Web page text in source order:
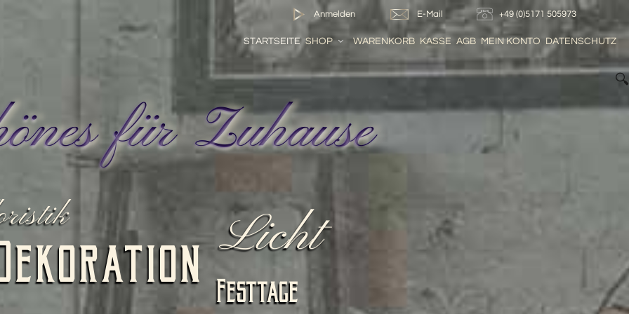
Anmelden E-Mail +49 (0)5171 505973
STARTSEITE SHOP WARENKORB KASSE AGB MEIN KONTO DATENSCHUTZ
🔍
für Zuhause
Licht
Festtage